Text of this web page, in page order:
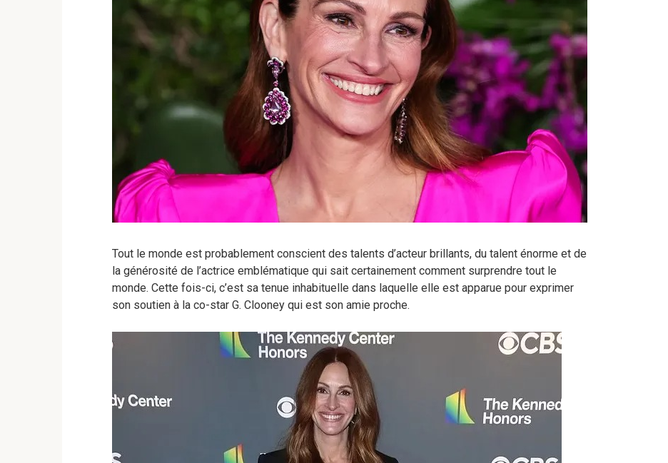
Tout le monde est probablement conscient des talents d’acteur brillants, du talent énorme et de
la générosité de l’actrice emblématique qui sait certainement comment surprendre tout le
monde. Cette fois-ci, c’est sa tenue inhabituelle dans laquelle elle est apparue pour exprimer
son soutien à la co-star G. Clooney qui est son amie proche.